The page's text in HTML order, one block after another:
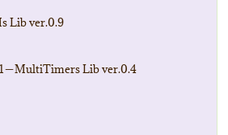
Lib ver.0.9
－MultiTimers Lib ver.0.4